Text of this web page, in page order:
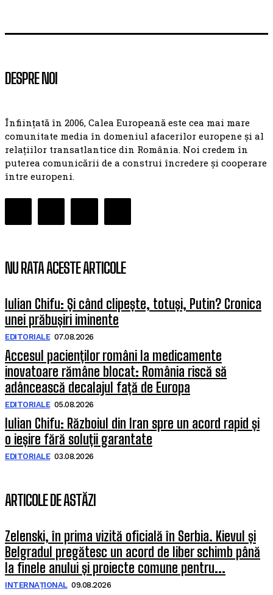
DESPRE NOI
Înființată în 2006, Calea Europeană este cea mai mare
comunitate media în domeniul afacerilor europene și al
relațiilor transatlantice din România. Noi credem în
puterea comunicării de a construi încredere și cooperare
între europeni.
NU RATA ACESTE ARTICOLE
Iulian Chifu: Și când clipește, totuși, Putin? Cronica
unei prăbușiri iminente
EDITORIALE 07.08.2026
Accesul pacienților români la medicamente
inovatoare rămâne blocat: România riscă să
adâncească decalajul față de Europa
EDITORIALE 05.08.2026
Iulian Chifu: Războiul din Iran spre un acord rapid și
o ieșire fără soluții garantate
EDITORIALE 03.08.2026
ARTICOLE DE ASTĂZI
Zelenski, în prima vizită oficială în Serbia. Kievul și
Belgradul pregătesc un acord de liber schimb până
la finele anului și proiecte comune pentru...
INTERNAȚIONAL 09.08.2026